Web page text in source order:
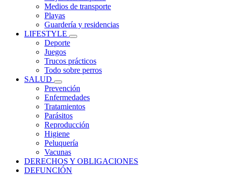
Medios de transporte
Playas
Guardería y residencias
LIFESTYLE
Deporte
Juegos
Trucos prácticos
Todo sobre perros
SALUD
Prevención
Enfermedades
Tratamientos
Parásitos
Reproducción
Higiene
Peluquería
Vacunas
DERECHOS Y OBLIGACIONES
DEFUNCIÓN